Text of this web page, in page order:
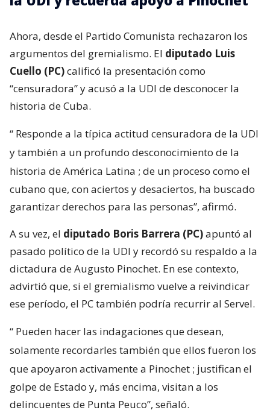
Ahora, desde el Partido Comunista rechazaron los
argumentos del gremialismo. El diputado Luis
Cuello (PC)calificó la presentación como
“censuradora” y acusó a la UDI de desconocer la
historia de Cuba.
“ Responde a la típica actitud censuradora de la UDI
y también a un profundo desconocimiento de la
historia de América Latina ; de un proceso como el
cubano que, con aciertos y desaciertos, ha buscado
garantizar derechos para las personas”, afirmó.
A su vez, el diputado Boris Barrera (PC)apuntó al
pasado político de la UDI y recordó su respaldo a la
dictadura de Augusto Pinochet. En ese contexto,
advirtió que, si el gremialismo vuelve a reivindicar
ese período, el PC también podría recurrir al Servel.
“ Pueden hacer las indagaciones que desean,
solamente recordarles también que ellos fueron los
que apoyaron activamente a Pinochet ; justifican el
golpe de Estado y, más encima, visitan a los
delincuentes de Punta Peuco”, señaló.